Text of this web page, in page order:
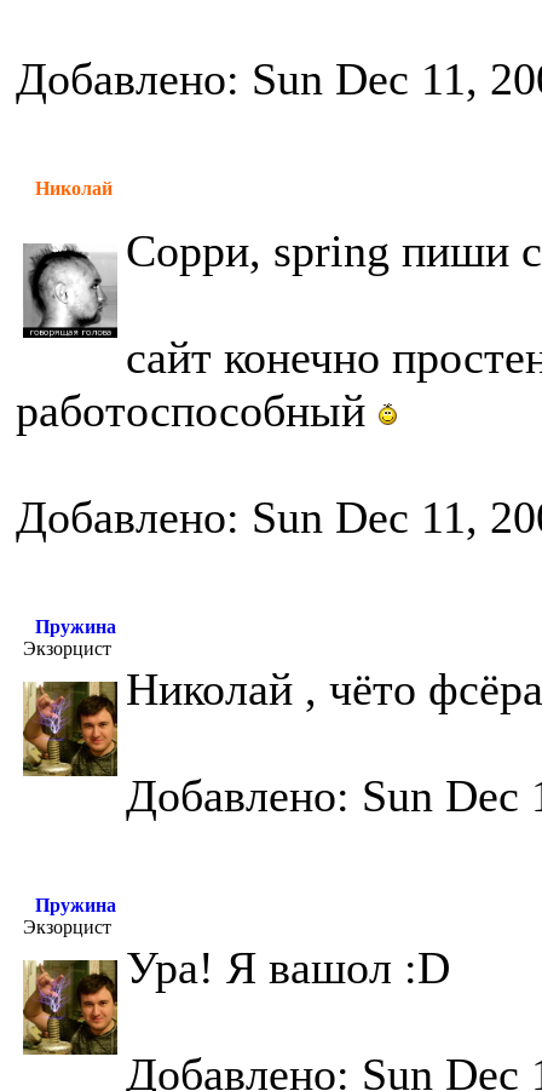
Добавлено: Sun Dec 11,
Николай
Сорри, spring пиши
сайт конечно
работоспособный
Добавлено: Sun Dec 11,
Пружина
Экзорцист
Николай , чёто
Добавлено: Sun Dec
Пружина
Экзорцист
Ура! Я вашол :D
Добавлено: Sun Dec